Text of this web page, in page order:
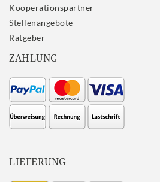
Kooperationspartner
Stellenangebote
Ratgeber
ZAHLUNG
LIEFERUNG